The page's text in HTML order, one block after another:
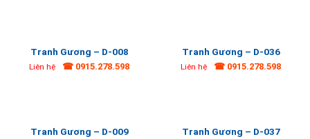
Tranh Gương – D-008
Liên hệ ☎ 0915.278.598
Tranh Gương – D-036
Liên hệ ☎ 0915.278.598
Tranh Gương – D-009 Tranh Gương – D-037